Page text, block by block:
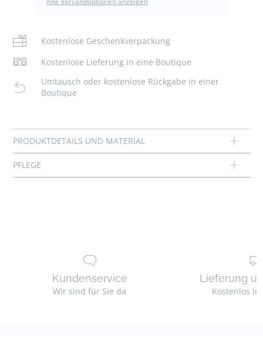
Kostenlose Geschenkverpackung
Kostenlose Lieferung in eine Boutique
Umtausch oder kostenlose Rückgabe in einer
Boutique
- Passende Mütze und passende Handschuhe separat
erhältlich
Material :
Hauptstoff: 50% acryl - 50% baumwolle
Keine Reinigung
Kundenservice
Wir sind für Sie da
Lieferung
Kostenlos